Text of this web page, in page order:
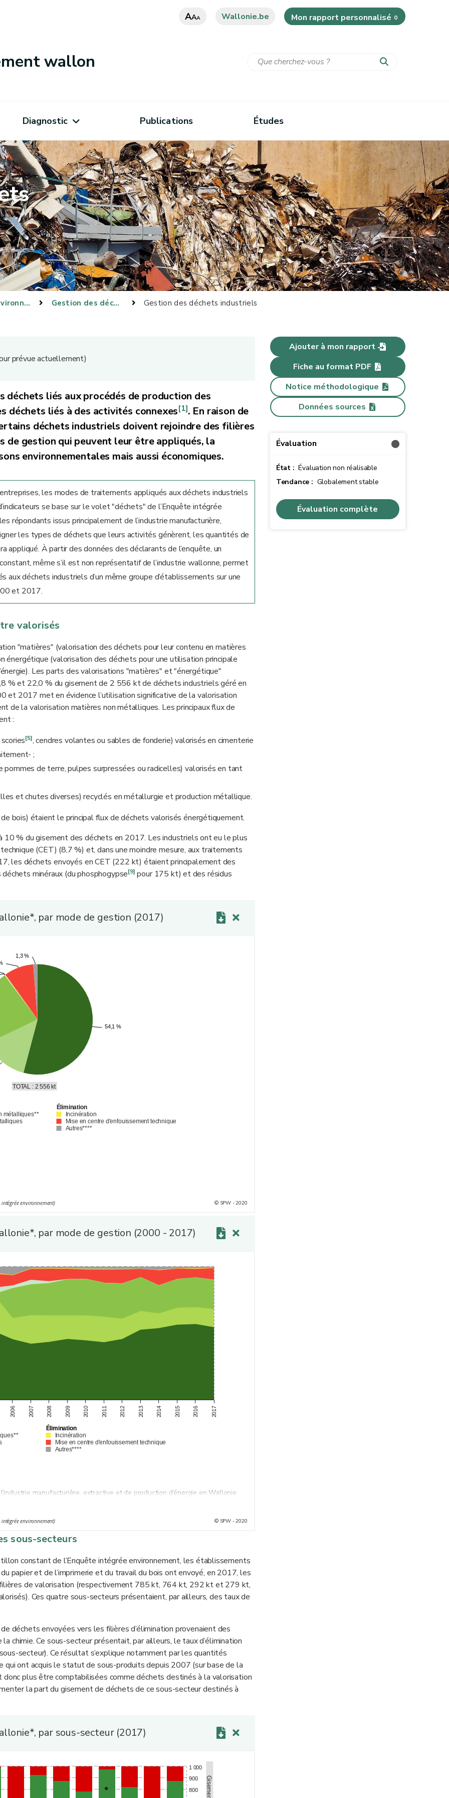
AAA Wallonie.be Mon rapport personnalisé 0
wallon
Diagnostic Publications Études
Gestion environnementale Gestion des déchets Gestion des déchets industriels
prévue actuellement)
déchets liés aux procédés de production des
déchets liés à des activités connexes[1]. En raison de
déchets industriels doivent rejoindre des filières
de gestion qui peuvent leur être appliqués, la
environnementales mais aussi économiques.
les modes de traitements appliqués aux déchets industriels
se base sur le volet "déchets" de l’Enquête intégrée
répondants issus principalement de l’industrie manufacturière,
les types de déchets que leurs activités génèrent, les quantités de
appliqué. À partir des données des déclarants de l’enquête, un
même s’il est non représentatif de l’industrie wallonne, permet
aux déchets industriels d’un même groupe d’établissements sur une
et 2017.
valorisés
"matières" (valorisation des déchets pour leur contenu en matières
(valorisation des déchets pour une utilisation principale
Les parts des valorisations "matières" et "énergétique"
% et 22,0 % du gisement de 2 556 kt de déchets industriels géré en
et 2017 met en évidence l’utilisation significative de la valorisation
de la valorisation matières non métalliques. Les principaux flux de
:
scories[5], cendres volantes ou sables de fonderie) valorisés en cimenterie
;
de terre, pulpes surpressées ou radicelles) valorisés en tant
et chutes diverses) recyclés en métallurgie et production métallique.
bois) étaient le principal flux de déchets valorisés énergétiquement.
10 % du gisement des déchets en 2017. Les industriels ont eu le plus
(CET) (8,7 %) et, dans une moindre mesure, aux traitements
les déchets envoyés en CET (222 kt) étaient principalement des
minéraux (du phosphogypse[9] pour 175 kt) et des résidus
par mode de gestion (2017)
TOTAL : 2 556 kt
54,1 %
54,1 %
1,3 %
1,3 %
métalliques**
Élimination
Incinération
Mise en centre d'enfouissement technique
Autres****
intégrée environnement) © SPW - 2020
par mode de gestion (2000 - 2017)
Élimination
Incinération
Mise en centre d'enfouissement technique
Autres****
2006 2007 2008 2009 2010 2011 2012 2013 2014 2015 2016 2017
manufacturière, extractive et de production d’énergie en Wallonie.
intégrée environnement) © SPW - 2020
sous-secteurs
constant de l’Enquête intégrée environnement, les établissements
papier et de l’imprimerie et du travail du bois ont envoyé, en 2017, les
de valorisation (respectivement 785 kt, 764 kt, 292 kt et 279 kt,
Ces quatre sous-secteurs présentaient, par ailleurs, des taux de
déchets envoyées vers les filières d’élimination provenaient des
chimie. Ce sous-secteur présentait, par ailleurs, le taux d’élimination
secteur). Ce résultat s’explique notamment par les quantités
ont acquis le statut de sous-produits depuis 2007 (sur base de la
donc plus être comptabilisées comme déchets destinés à la valorisation
la part du gisement de déchets de ce sous-secteur destinés à
par sous-secteur (2017)
800
900
1 000
Ajouter à mon rapport
Fiche au format PDF
Notice méthodologique
Données sources
Évaluation
État : Évaluation non réalisable
Tendance : Globalement stable
Évaluation complète